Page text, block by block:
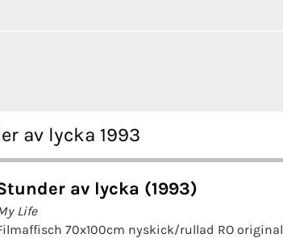
av lycka 1993
av lycka (1993)
Life
70x100cm nyskick/rullad RO original